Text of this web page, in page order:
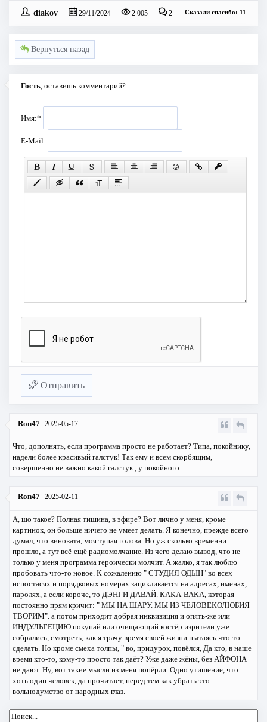
diakov 29/11/2024 2 005 2 Сказали спасибо: 11
Вернуться назад
Гость, оставишь комментарий?
Имя:*
E-Mail:
Отправить
Ron47 2025-05-17
Что, дополнять, если программа просто не работает? Типа, покойнику,
надели более красивый галстук! Так ему и всем скорбящим,
совершенно не важно какой галстук , у покойного.
Ron47 2025-02-11
А, шо такое? Полная тишина, в эфире? Вот лично у меня, кроме
картинок, он больше ничего не умеет делать. Я конечно, прежде всего
думал, что виновата, моя тупая голова. Но уж сколько временни
прошло, а тут всё-ещё радиомолчание. Из чего делаю вывод, что не
только у меня программа героически молчит. А жалко, я так люблю
пробовать что-то новое. К сожалению " СТУДИЯ ОДЫН" во всех
испостасях и порядковых номерах зацикливается на адресах, именах,
паролях, а если короче, то ДЭНГИ ДАВАЙ. КАКА-ВАКА, которая
постоянно прям кричит: " МЫ НА ШАРУ. МЫ ИЗ ЧЕЛОВЕКОЛЮБИЯ
ТВОРИМ". а потом приходит добрая инквизиция и опять-же или
ИНДУЛЬГЕЦИЮ покупай или очищающий костёр изрители уже
собрались, смотреть, как я трачу время своей жизни пытаясь что-то
сделать. Но кроме смеха толпы, " во, придурок, повёлся, Да кто, в наше
время кто-то, кому-то просто так даёт? Уже даже жёны, без АЙФОНА
не дают. Ну, вот такие мысли из меня попёрли. Одно утишение, что
хоть один человек, да прочитает, перед тем как убрать это
вольнодумство от народных глаз.